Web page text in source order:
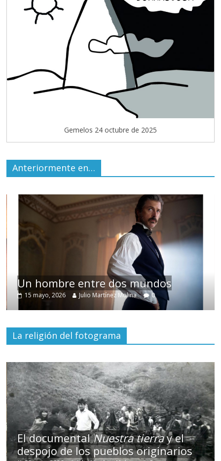
Gemelos 24 octubre de 2025
Anteriormente en…
Un hombre entre dos mundos
15 mayo, 2026 Julio Martínez Molina 0
La religión del fotograma
El documentalNuestra tierray el
despojo de los pueblos originarios